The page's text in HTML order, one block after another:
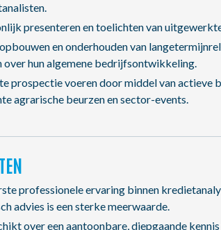
presenteren en toelichten van
en onderhouden van
over hun algemene bedrijfsontwikkeling.
prospectie voeren door middel van
agrarische beurzen en sector-events.
professionele ervaring binnen
advies is een sterke meerwaarde.
over een aantoonbare, diepgaande